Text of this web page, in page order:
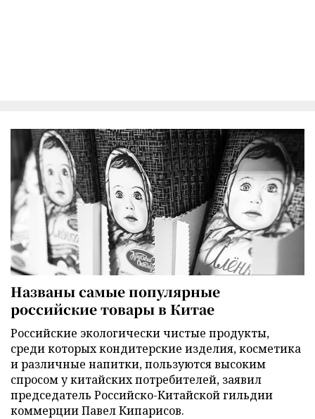
Названы самые популярные
российские товары в Китае
Российские экологически чистые продукты,
среди которых кондитерские изделия, косметика
и различные напитки, пользуются высоким
спросом у китайских потребителей, заявил
председатель Российско-Китайской гильдии
коммерции Павел Кипарисов.